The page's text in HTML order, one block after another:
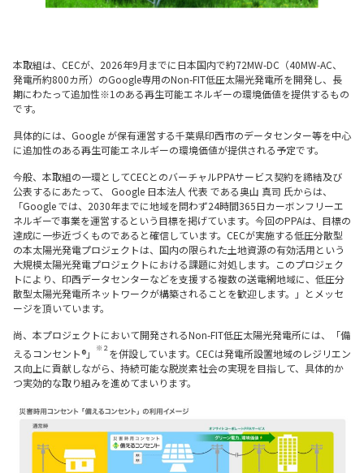
本取組は、CECが、2026年9月までに日本国内で約72MW-DC（40MW-AC、
発電所約800カ所）のGoogle専用のNon-FIT低圧太陽光発電所を開発し、長
期にわたって追加性※1のある再生可能エネルギーの環境価値を提供するもの
です。
具体的には、Google が保有運営する千葉県印西市のデータセンター等を中心
に追加性のある再生可能エネルギーの環境価値が提供される予定です。
今般、本取組の一環としてCECとのバーチャルPPAサービス契約を締結及び
公表するにあたって、 Google 日本法人 代表 である奥山 真司 氏からは、
「Google では、2030年までに地域を問わず24時間365日カーボンフリーエ
ネルギーで事業を運営するという目標を掲げています。今回のPPAは、目標の
達成に一歩近づくものであると確信しています。CECが実施する低圧分散型
の本太陽光発電プロジェクトは、国内の限られた土地資源の有効活用という
大規模太陽光発電プロジェクトにおける課題に対処します。このプロジェク
トにより、印西データセンターなどを支援する複数の送電網地域に、低圧分
散型太陽光発電所ネットワークが構築されることを歓迎します。」とメッセ
ージを頂いています。
尚、本プロジェクトにおいて開発されるNon-FIT低圧太陽光発電所には、「備
えるコンセント®」
※２ を併設しています。CECは発電所設置地域のレジリエン
ス向上に貢献しながら、持続可能な脱炭素社会の実現を目指して、具体的か
つ実効的な取り組みを進めてまいります。